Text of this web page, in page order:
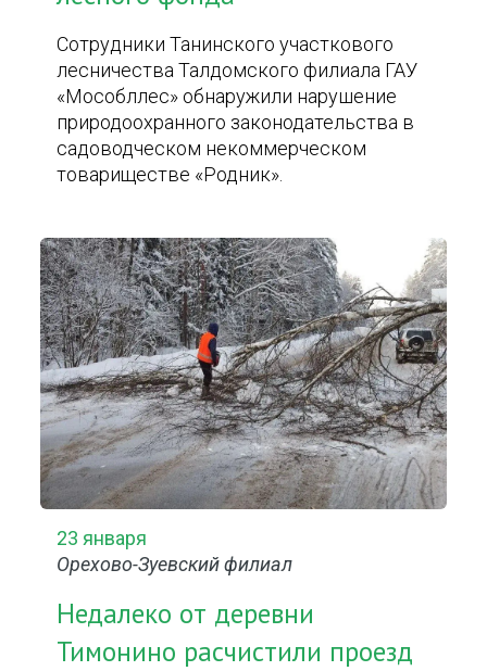
Сотрудники Танинского участкового
лесничества Талдомского филиала ГАУ
«Мособллес» обнаружили нарушение
природоохранного законодательства в
садоводческом некоммерческом
товариществе «Родник».
23 января
Орехово-Зуевский филиал
Недалеко от деревни
Тимонино расчистили проезд